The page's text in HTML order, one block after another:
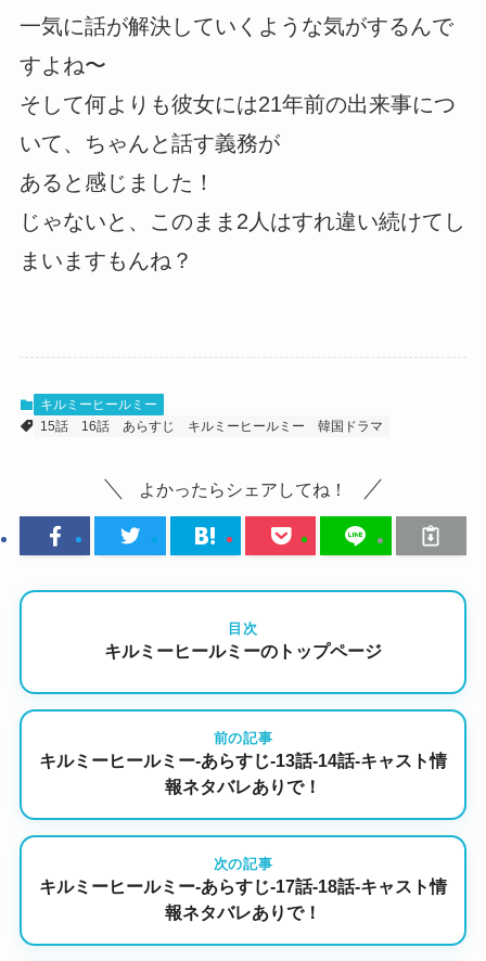
一気に話が解決していくような気がするんで
すよね〜
そして何よりも彼女には21年前の出来事につ
いて、ちゃんと話す義務が
あると感じました！
じゃないと、このまま2人はすれ違い続けてし
まいますもんね？
キルミーヒールミー
15話
16話 あらすじ キルミーヒールミー 韓国ドラマ
よかったらシェアしてね！
目次
キルミーヒールミーのトップページ
前の記事
キルミーヒールミー-あらすじ-13話-14話-キャスト情
報ネタバレありで！
次の記事
キルミーヒールミー-あらすじ-17話-18話-キャスト情
報ネタバレありで！